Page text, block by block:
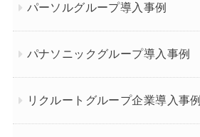
パーソルグループ導入事例
パナソニックグループ導入事例
リクルートグループ企業導入事例